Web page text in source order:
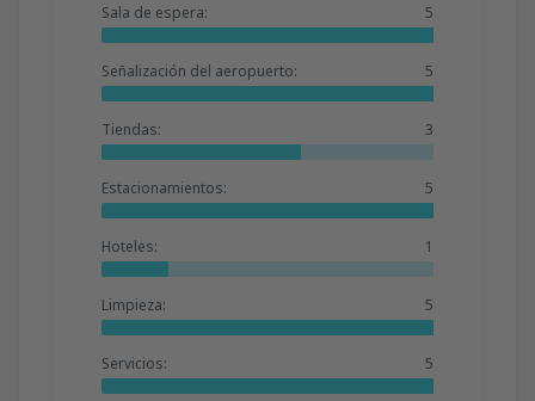
Sala de espera: 5
Señalización del aeropuerto: 5
Tiendas: 3
Estacionamientos: 5
Hoteles: 1
Limpieza: 5
Servicios: 5